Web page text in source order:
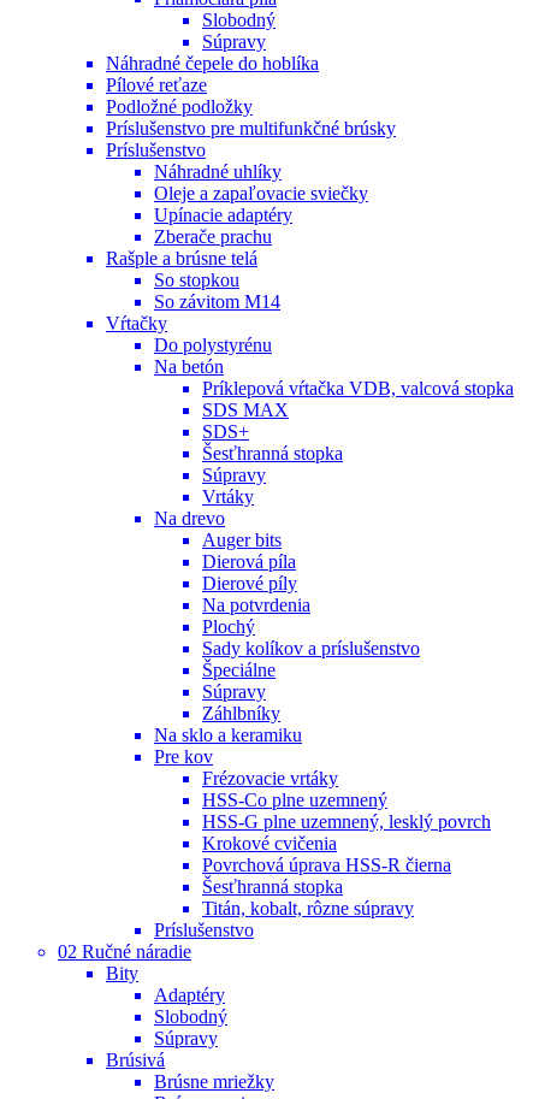
Slobodný
Súpravy
Náhradné čepele do hoblíka
Pílové reťaze
Podložné podložky
Príslušenstvo pre multifunkčné brúsky
Príslušenstvo
Náhradné uhlíky
Oleje a zapaľovacie sviečky
Upínacie adaptéry
Zberače prachu
Rašple a brúsne telá
So stopkou
So závitom M14
Vŕtačky
Do polystyrénu
Na betón
Príklepová vŕtačka VDB, valcová stopka
SDS MAX
SDS+
Šesťhranná stopka
Súpravy
Vrtáky
Na drevo
Auger bits
Dierová píla
Dierové píly
Na potvrdenia
Plochý
Sady kolíkov a príslušenstvo
Špeciálne
Súpravy
Záhlbníky
Na sklo a keramiku
Pre kov
Frézovacie vrtáky
HSS-Co plne uzemnený
HSS-G plne uzemnený, lesklý povrch
Krokové cvičenia
Povrchová úprava HSS-R čierna
Šesťhranná stopka
Titán, kobalt, rôzne súpravy
Príslušenstvo
02 Ručné náradie
Bity
Adaptéry
Slobodný
Súpravy
Brúsivá
Brúsne mriežky